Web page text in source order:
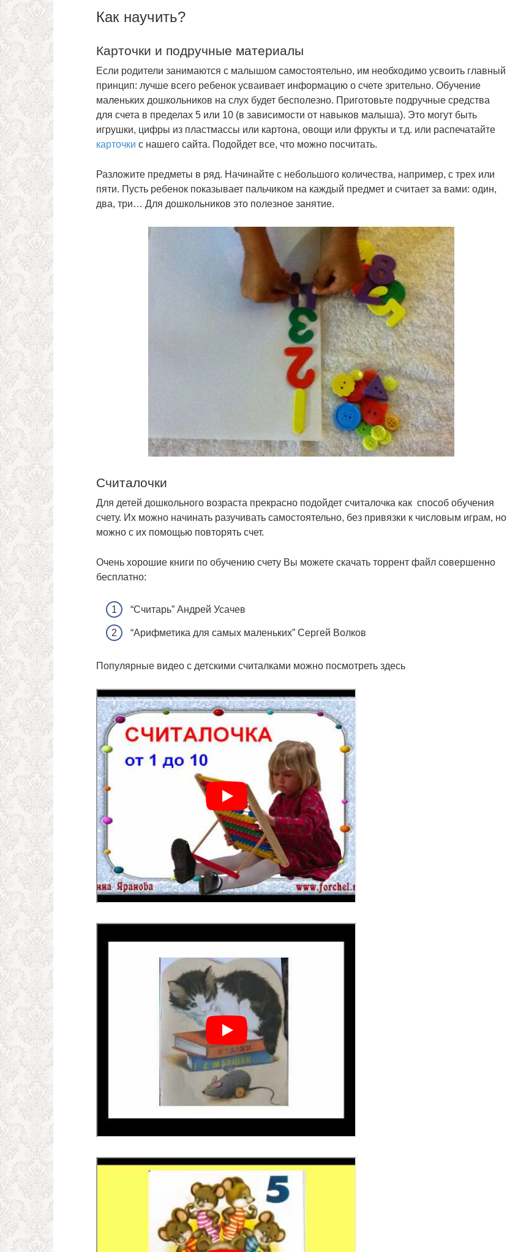
Как научить?
Карточки и подручные материалы
Если родители занимаются с малышом самостоятельно, им необходимо усвоить главный
принцип: лучше всего ребенок усваивает информацию о счете зрительно. Обучение
маленьких дошкольников на слух будет бесполезно. Приготовьте подручные средства
для счета в пределах 5 или 10 (в зависимости от навыков малыша). Это могут быть
игрушки, цифры из пластмассы или картона, овощи или фрукты и т.д. или распечатайте
карточки с нашего сайта. Подойдет все, что можно посчитать.
Разложите предметы в ряд. Начинайте с небольшого количества, например, с трех или
пяти. Пусть ребенок показывает пальчиком на каждый предмет и считает за вами: один,
два, три… Для дошкольников это полезное занятие.
Считалочки
Для детей дошкольного возраста прекрасно подойдет считалочка как способ обучения
счету. Их можно начинать разучивать самостоятельно, без привязки к числовым играм, но
можно с их помощью повторять счет.
Очень хорошие книги по обучению счету Вы можете скачать торрент файл совершенно
бесплатно:
“Считарь” Андрей Усачев
“Арифметика для самых маленьких” Сергей Волков
Популярные видео с детскими считалками можно посмотреть здесь